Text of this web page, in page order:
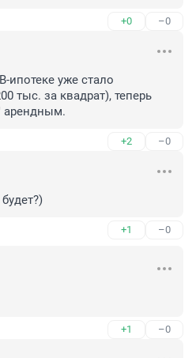
+0 –0
уже стало
тыс. за квадрат), теперь
арендным.
+2 –0
+1 –0
+1 –0